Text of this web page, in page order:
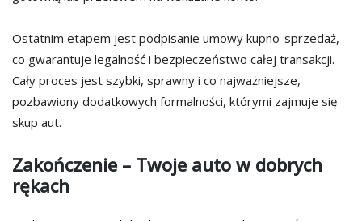
Ostatnim etapem jest podpisanie umowy kupno-sprzedaż,
co gwarantuje legalność i bezpieczeństwo całej transakcji.
Cały proces jest szybki, sprawny i co najważniejsze,
pozbawiony dodatkowych formalności, którymi zajmuje się
skup aut.
Zakończenie – Twoje auto w dobrych
rękach